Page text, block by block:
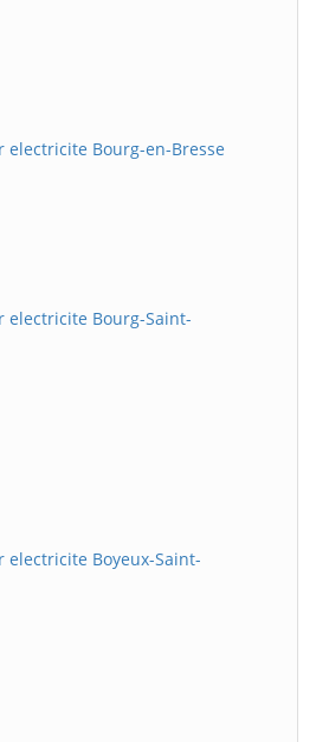
electricite Bourg-en-Bresse
electricite Bourg-Saint-
electricite Boyeux-Saint-